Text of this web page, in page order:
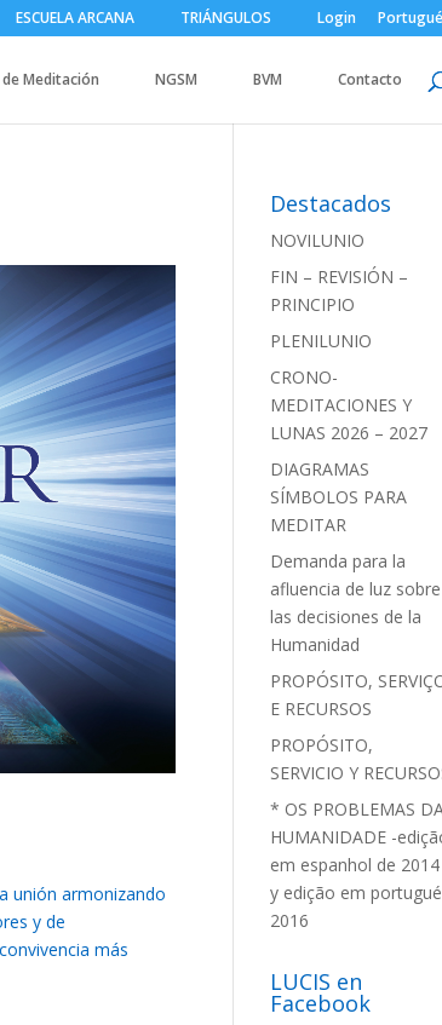
ESCUELA ARCANA TRIÁNGULOS Login
Meditación NGSM BVM Contacto
unión armonizando
y de
más
Destacados
NOVILUNIO
FIN – REVISIÓN –
PRINCIPIO
PLENILUNIO
CRONO-
MEDITACIONES Y
LUNAS 2026 – 2027
DIAGRAMAS
SÍMBOLOS PARA
MEDITAR
Demanda para la
afluencia de luz sobre
las decisiones de la
Humanidad
PROPÓSITO,
E RECURSOS
PROPÓSITO,
SERVICIO Y
* OS PROBLEMAS
HUMANIDADE -
em espanhol de 2014
y edição em
2016
LUCIS en
Facebook